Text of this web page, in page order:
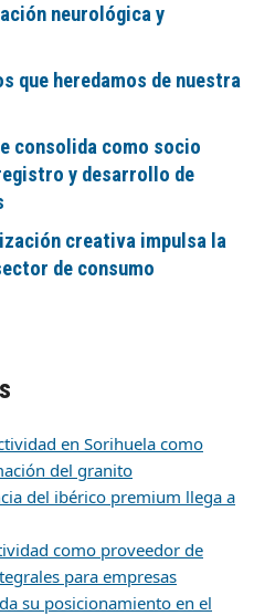
neurológica y
que heredamos de nuestra
consolida como socio
y desarrollo de
creativa impulsa la
de consumo
en Sorihuela como
del granito
del ibérico premium llega a
como proveedor de
para empresas
su posicionamiento en el